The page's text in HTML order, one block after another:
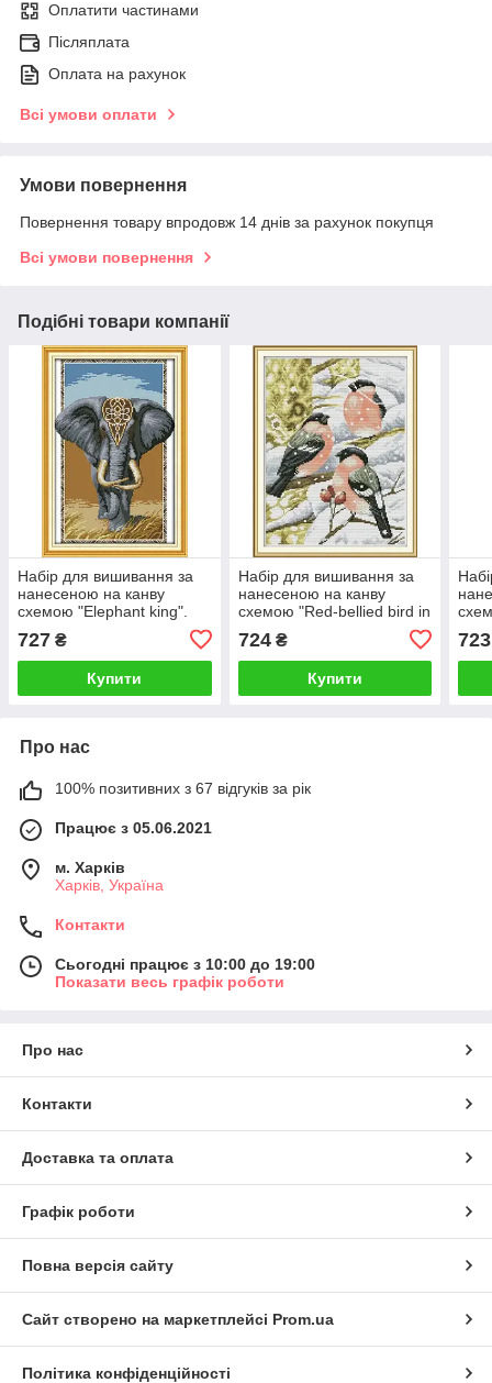
Оплатити частинами
Післяплата
Оплата на рахунок
Всі умови оплати
Умови повернення
Повернення товару впродовж 14 днів за рахунок покупця
Всі умови повернення
Подібні товари компанії
Набір для вишивання за
нанесеною на канву
схемою "Elephant king".
AIDA 14CT printed 31*43
см
727 ₴
Купити
Набір для вишивання за
нанесеною на канву
схемою "Red-bellied bird in
printed, 28*35 см
724₴
Купити
см
723
Про нас
100% позитивних з 67 відгуків за рік
Працює з 05.06.2021
м. Харків
Харків, Україна
Контакти
Сьогодні працює з 10:00 до 19:00
Показати весь графік роботи
Про нас
Контакти
Доставка та оплата
Графік роботи
Повна версія сайту
Сайт створено на маркетплейсі Prom.ua
Політика конфіденційності